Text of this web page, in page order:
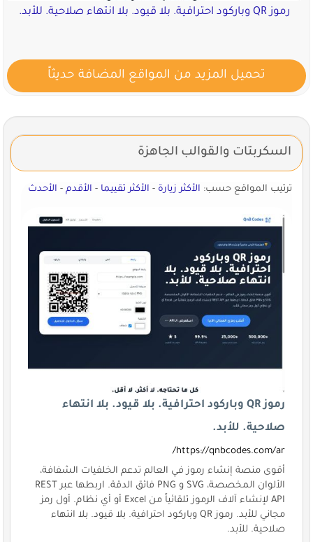
رموز QR وباركود احترافية. بلا قيود. بلا انتهاء صلاحية. للأبد.
تحميل المزيد من المواقع المضافة حديثاً
السكربتات والقوالب الجاهزة
ترتيب المواقع حسب: الأكثر زيارة-الأكثر تقييما-الأقدم-الأحدث
رموز QR وباركود احترافية. بلا قيود. بلا انتهاء
صلاحية. للأبد.
https://qnbcodes.com/ar/
أقوى منصة إنشاء رموز في العالم تدعم الخلفيات الشفافة،
الألوان المخصصة، SVG و PNG فائق الدقة. اربطها عبر REST
API لإنشاء آلاف الرموز تلقائياً من Excel أو أي نظام. أول رمز
مجاني للأبد. رموز QR وباركود احترافية. بلا قيود. بلا انتهاء
صلاحية. للأبد.